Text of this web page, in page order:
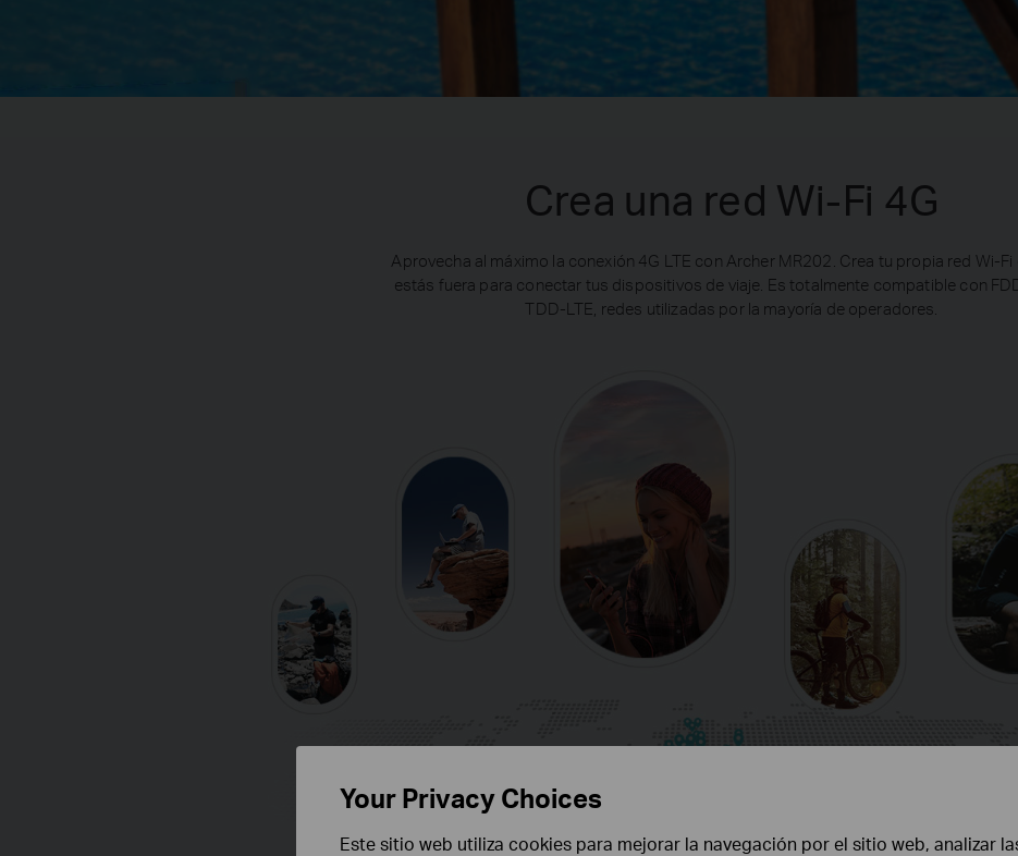
Crea una red Wi-Fi 4G
Aprovecha al máximo la conexión 4G LTE con Archer MR202. Crea tu propia red Wi-Fi
estás fuera para conectar tus dispositivos de viaje. Es totalmente compatible con
TDD-LTE, redes utilizadas por la mayoría de operadores.
Your Privacy Choices
Este sitio web utiliza cookies para mejorar la navegación por el sitio web, analizar